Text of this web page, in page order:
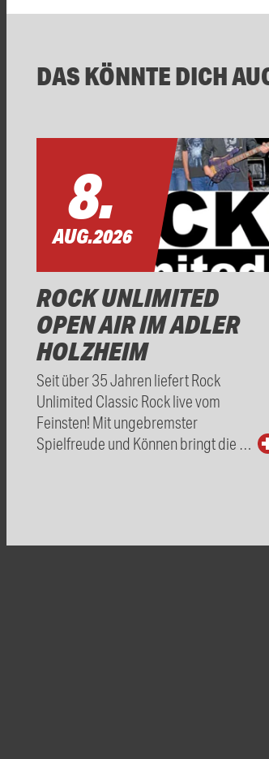
DAS KÖNNTE DICH
8.
AUG.2026
ROCK UNLIMITED
OPEN AIR IM ADLER
HOLZHEIM
Seit über 35 Jahren liefert Rock
Unlimited Classic Rock live vom
Feinsten! Mit ungebremster
Spielfreude und Können bringt die …